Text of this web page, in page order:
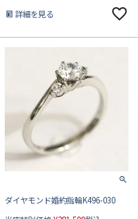
詳細を見る
ダイヤモンド婚約指輪K496-030